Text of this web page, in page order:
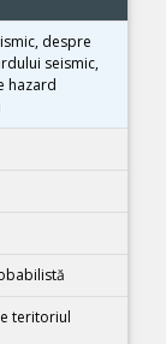
despre
seismic,
hazard
teritoriul